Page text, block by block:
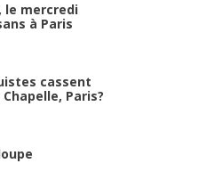
le mercredi
à Paris
cassent
Paris?